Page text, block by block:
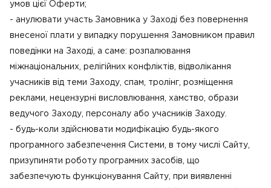
умов цієї Оферти;
- анулювати участь Замовника у Заході без повернення
внесеної плати у випадку порушення Замовником правил
поведінки на Заході, а саме: розпалювання
міжнаціональних, релігійних конфліктів, відволікання
учасників від теми Заходу, спам, тролінг, розміщення
реклами, нецензурні висловлювання, хамство, образи
ведучого Заходу, персоналу або учасників Заходу.
- будь-коли здійснювати модифікацію будь-якого
програмного забезпечення Системи, в тому числі Сайту,
призупиняти роботу програмних засобів, що
забезпечують функціонування Сайту, при виявленні